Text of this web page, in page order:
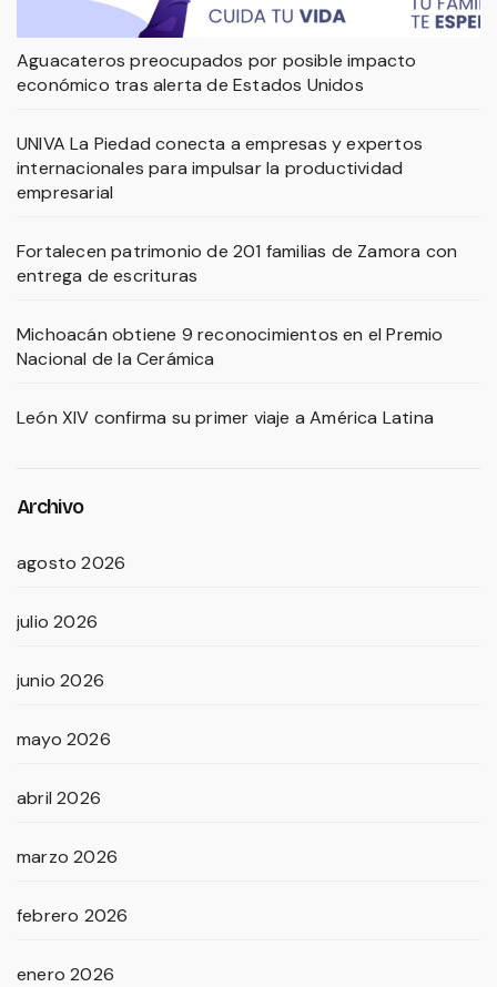
Aguacateros preocupados por posible impacto
económico tras alerta de Estados Unidos
UNIVA La Piedad conecta a empresas y expertos
internacionales para impulsar la productividad
empresarial
Fortalecen patrimonio de 201 familias de Zamora con
entrega de escrituras
Michoacán obtiene 9 reconocimientos en el Premio
Nacional de la Cerámica
León XIV confirma su primer viaje a América Latina
Archivo
agosto 2026
julio 2026
junio 2026
mayo 2026
abril 2026
marzo 2026
febrero 2026
enero 2026